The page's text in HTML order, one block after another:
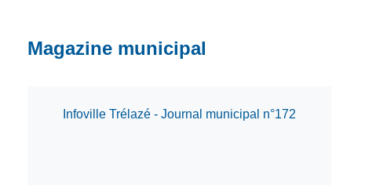
Magazine municipal
Infoville Trélazé - Journal municipal n°172